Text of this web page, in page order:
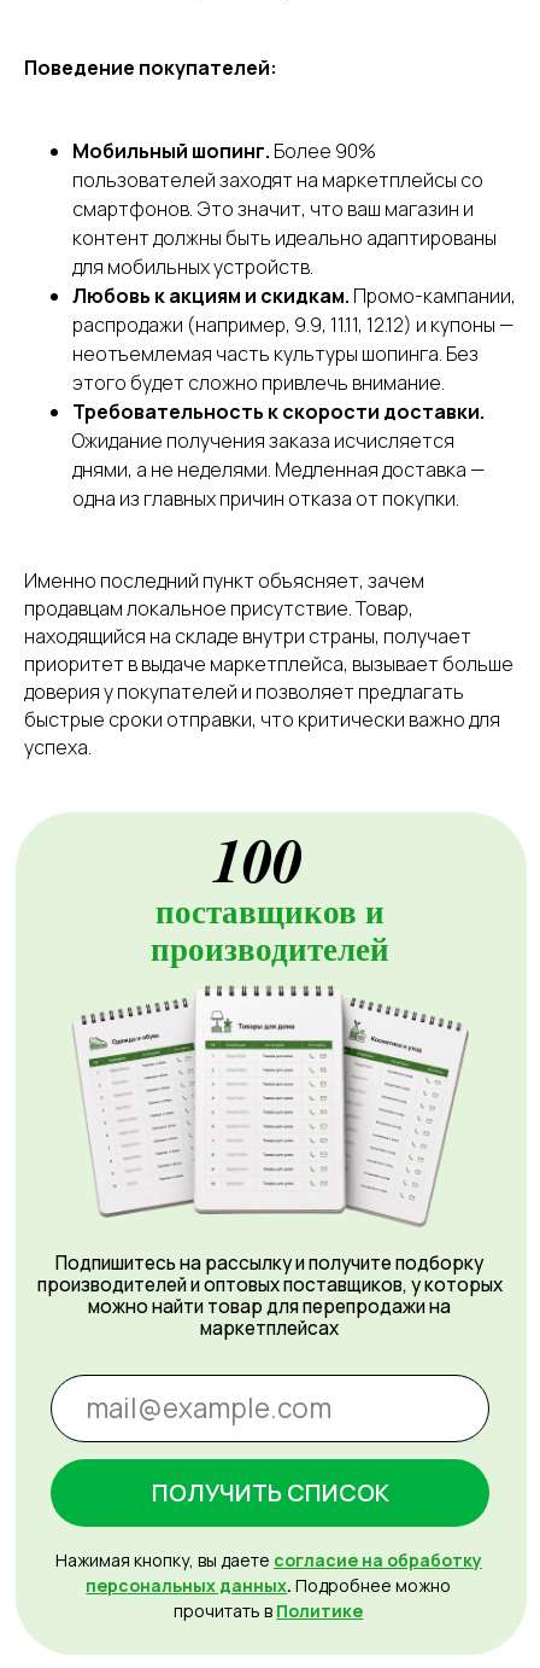
Поведение покупателей:
Мобильный шопинг. Более 90%
пользователей заходят на маркетплейсы со
смартфонов. Это значит, что ваш магазин и
контент должны быть идеально адаптированы
для мобильных устройств.
Любовь к акциям и скидкам. Промо-кампании,
распродажи (например, 9.9, 11.11, 12.12) и купоны —
неотъемлемая часть культуры шопинга. Без
этого будет сложно привлечь внимание.
Требовательность к скорости доставки.
Ожидание получения заказа исчисляется
днями, а не неделями. Медленная доставка —
одна из главных причин отказа от покупки.
Именно последний пункт объясняет, зачем
продавцам локальное присутствие. Товар,
находящийся на складе внутри страны, получает
приоритет в выдаче маркетплейса, вызывает больше
доверия у покупателей и позволяет предлагать
быстрые сроки отправки, что критически важно для
успеха.